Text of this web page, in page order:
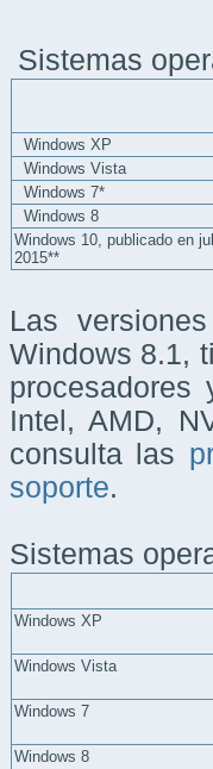
Sistemas
Windows XP
Windows Vista
Windows 7*
Windows 8
Windows 10, publicado en
2015**
Las
Windows 8.1,
Intel, AMD,
consulta las
soporte.
Sistemas
Windows XP
Windows Vista
Windows 7
Windows 8